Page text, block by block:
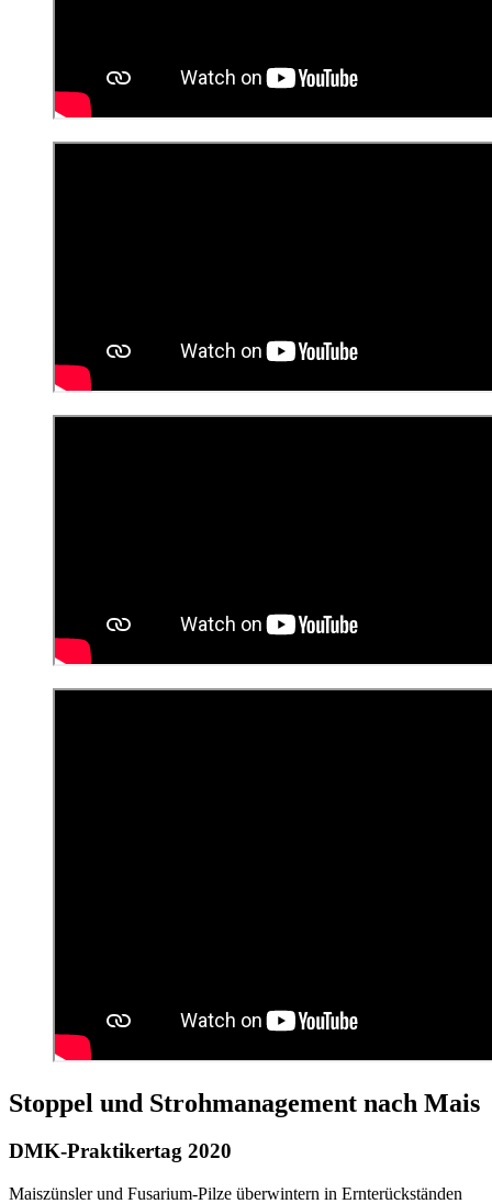
Stoppel und Strohmanagement nach Mais
DMK-Praktikertag 2020
Maiszünsler und Fusarium-Pilze überwintern in Ernterückständen